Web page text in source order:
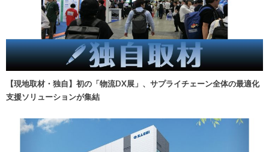
【現地取材・独自】初の「物流DX展」、サプライチェーン全体の最適化
支援ソリューションが集結